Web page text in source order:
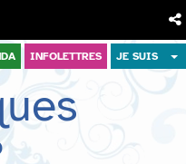
INFOLETTRES JE SUIS